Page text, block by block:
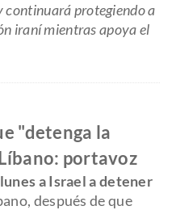
continuará protegiendo a
iraní mientras apoya el
"detenga la
portavoz
a Israel a detener
después de que